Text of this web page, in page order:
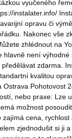
vyučeného
instalater.info/
opravu či
Nakonec vše
zhlédnout na
hlavně není
zdarma.
kvalitou
Pohotovost
nebo praxe: Lze
možnost
cena,
zjednodušit si ji